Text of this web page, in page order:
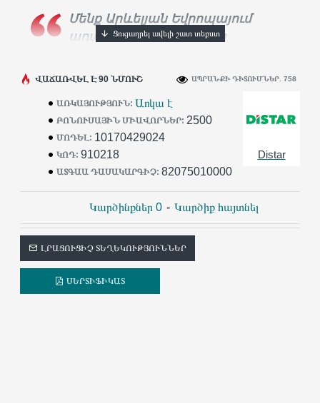
Մենք Արևելյան Եվրոպայում
ադամանդե գործիքների
հազարավոր արհեստավորներ ամեն
իրենց աշխատանքում:
ԱՌԿԱՅՈՒԹՅՈՒՆ: Առկա է
ԲՈՆՈՒՍԱՅԻՆ ՄԻԱՎՈՐՆԵՐ: 2500
ՄՈԴԵԼ: 10170429024
ԿՈԴ: 910218
ԱՏԳԱԱ ԴԱՍԱԿԱՐԳԻՉ: 82075010000
Distar
ՎԱՃԱՌՎԵԼ Է 90 ՆՄՈՒՇ ԱՊՐԱՆՔԻ ԴԻՏՈՒՄՆԵՐ. 758
Կարծինքներ 0 - Կարծիք հայտնել
ԼՐԱՑՈՒՑԻՉ ՏԵՂԵԿՈՒԹՅՈՒՆՆԵՐ
ՍԵՐՏԻՖԻԿԱՏ